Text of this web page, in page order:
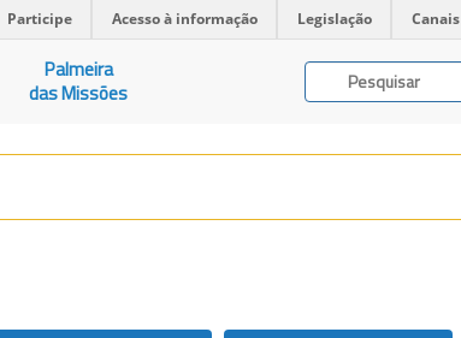
Participe Acesso à informação Legislação Canais
Palmeira
das Missões